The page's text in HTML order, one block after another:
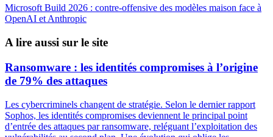
Microsoft Build 2026 : contre-offensive des modèles maison face à
OpenAI et Anthropic
A lire aussi sur le site
Ransomware : les identités compromises à l’origine
de 79% des attaques
Les cybercriminels changent de stratégie. Selon le dernier rapport
Sophos, les identités compromises deviennent le principal point
d’entrée des attaques par ransomware, reléguant l’exploitation des